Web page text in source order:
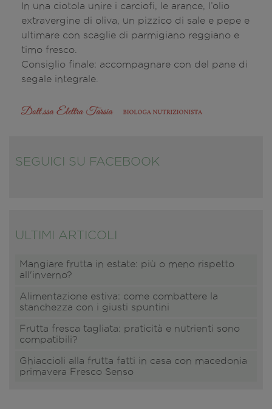
In una ciotola unire i carciofi, le arance, l’olio
extravergine di oliva, un pizzico di sale e pepe e
ultimare con scaglie di parmigiano reggiano e
timo fresco.
Consiglio finale: accompagnare con del pane di
segale integrale.
SEGUICI SU FACEBOOK
ULTIMI ARTICOLI
Mangiare frutta in estate: più o meno rispetto
all'inverno?
Alimentazione estiva: come combattere la
stanchezza con i giusti spuntini
Frutta fresca tagliata: praticità e nutrienti sono
compatibili?
Ghiaccioli alla frutta fatti in casa con macedonia
primavera Fresco Senso